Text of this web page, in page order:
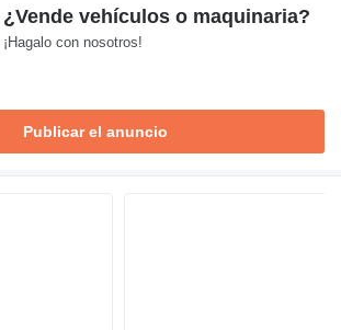
¿Vende vehículos o maquinaria?
¡Hagalo con nosotros!
Publicar el anuncio